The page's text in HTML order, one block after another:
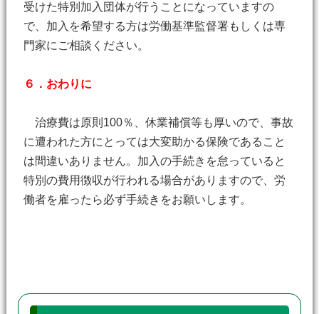
受けた特別加入団体が行うことになっていますの
で、加入を希望する方は労働基準監督署もしくは専
門家にご相談ください。
６．おわりに
治療費は原則100％、休業補償等も厚いので、事故
に遭われた方にとっては大変助かる保険であること
は間違いありません。加入の手続きを怠っていると
特別の費用徴収が行われる場合がありますので、労
働者を雇ったら必ず手続きをお願いします。